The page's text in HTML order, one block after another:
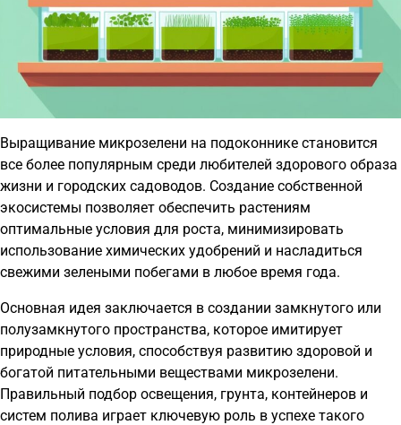
Выращивание микрозелени на подоконнике становится
все более популярным среди любителей здорового образа
жизни и городских садоводов. Создание собственной
экосистемы позволяет обеспечить растениям
оптимальные условия для роста, минимизировать
использование химических удобрений и насладиться
свежими зелеными побегами в любое время года.
Основная идея заключается в создании замкнутого или
полузамкнутого пространства, которое имитирует
природные условия, способствуя развитию здоровой и
богатой питательными веществами микрозелени.
Правильный подбор освещения, грунта, контейнеров и
систем полива играет ключевую роль в успехе такого